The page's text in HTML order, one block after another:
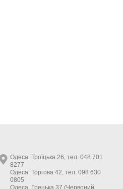
Одеса. Троїцька 26, тел. 048 701
8277
Одеса. Торгова 42, тел. 098 630
0805
Одеса. Грецька 37 (Червоний